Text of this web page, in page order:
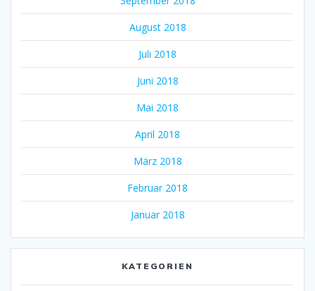
August 2018
Juli 2018
Juni 2018
Mai 2018
April 2018
März 2018
Februar 2018
Januar 2018
KATEGORIEN